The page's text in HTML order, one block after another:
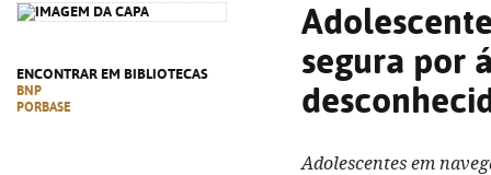
ENCONTRAR EM BIBLIOTECAS
BNP
PORBASE
segura por
Adolescentes em